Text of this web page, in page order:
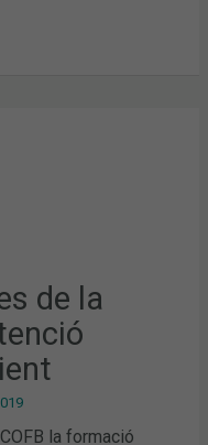
de la
la formació